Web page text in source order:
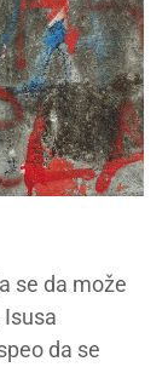
se da može
da se